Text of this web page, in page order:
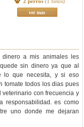
ver mas
a mis animales les
sin dinero ya que al
lo que necesita, y si eso
tomate todos los dias pues
veterinario con frecuencia y
responsabilidad. es como
uno donde me dejaran